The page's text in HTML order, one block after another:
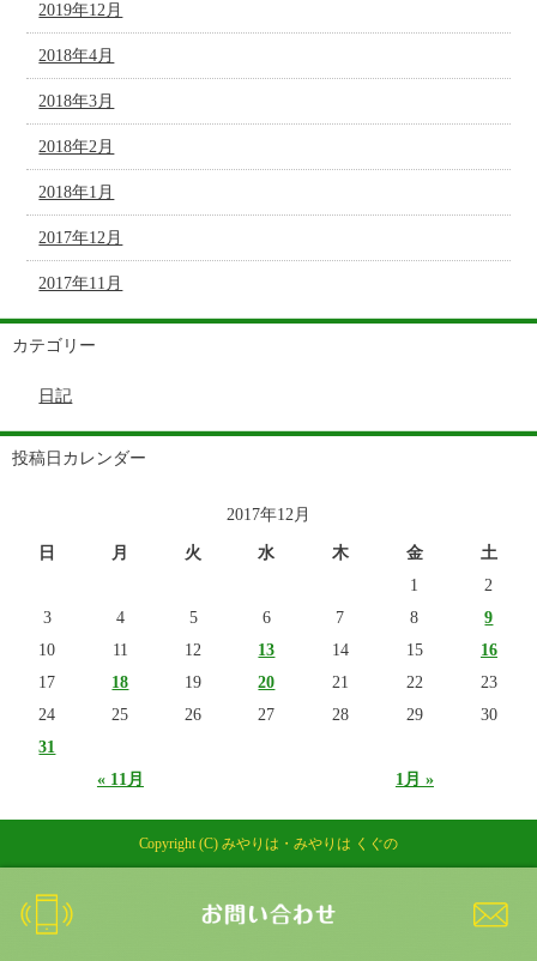
2019年12月
2018年4月
2018年3月
2018年2月
2018年1月
2017年12月
2017年11月
カテゴリー
日記
投稿日カレンダー
2017年12月
日 月 火 水 木 金 土
« 11月 1月 »
1
2
3
4 5 6 7 8
9
10
11 12 13 14 15
16
17
18 19 20 21 22
23
24
25 26 27 28 29
30
31
Copyright (C) みやりは・みやりは くぐの